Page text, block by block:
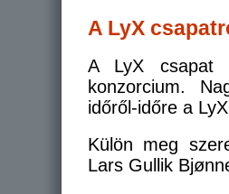
A LyX
A LyX csapat
konzorcium.
időről-időre a
Külön meg
Lars Gullik